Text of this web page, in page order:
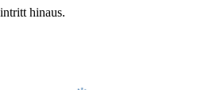
hinaus.